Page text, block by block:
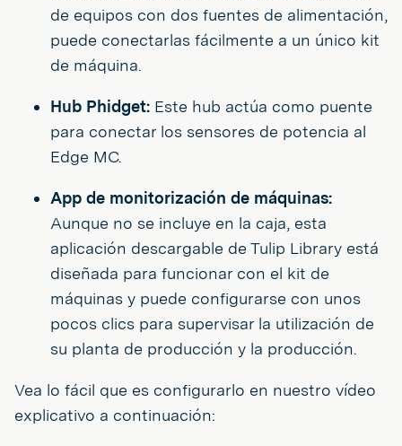
de equipos con dos fuentes de alimentación,
puede conectarlas fácilmente a un único kit
de máquina.
Hub Phidget: Este hub actúa como puente
para conectar los sensores de potencia al
Edge MC.
App de monitorización de máquinas:
Aunque no se incluye en la caja, esta
aplicación descargable de Tulip Library está
diseñada para funcionar con el kit de
máquinas y puede configurarse con unos
pocos clics para supervisar la utilización de
su planta de producción y la producción.
Vea lo fácil que es configurarlo en nuestro vídeo
explicativo a continuación: